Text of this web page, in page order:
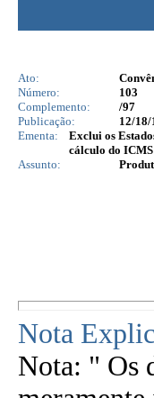
Ato:
Número:
103
Complemento:
/97
Publicação:
12/18/
Ementa:
Exclui os
cálculo do
Assunto:
Nota
Nota: " Os